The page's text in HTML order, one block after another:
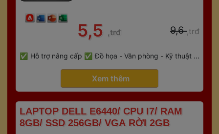
5,5 ,trđ 9,6 ,trđ
Hỗ trợ nâng cấp
Đồ họa - Văn phòng - Kỹ thuật -
Xem thêm
LAPTOP DELL E6440/ CPU I7/ RAM
8GB/ SSD 256GB/ VGA RỜI 2GB